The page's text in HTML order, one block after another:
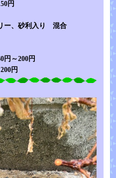
円
ー、砂利入り 混合
円～200円
円